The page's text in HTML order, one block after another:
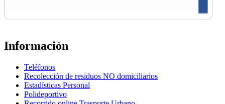
Información
Teléfonos
Recolección de residuos NO domiciliarios
Estadísticas Personal
Polideportivo